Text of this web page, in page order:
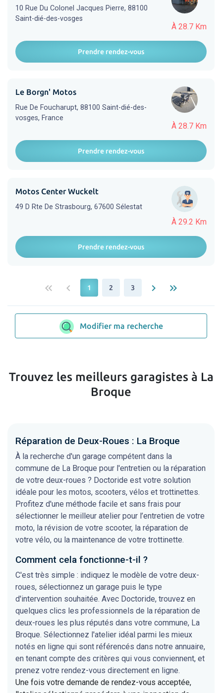
À 28.7 Km
10 Rue Du Colonel Jacques Pierre, 88100
Saint-dié-des-vosges
Prendre rendez-vous
À 28.7 Km
Le Borgn' Motos
Rue De Foucharupt, 88100 Saint-dié-des-
vosges, France
Prendre rendez-vous
À 29.2 Km
Motos Center Wuckelt
49 D Rte De Strasbourg, 67600 Sélestat
Prendre rendez-vous
keyboard_double_arrow_left keyboard_arrow_left 1 2 3 keyboard_arrow_right keyboard_double_arrow_right
Modifier ma recherche
Trouvez les meilleurs garagistes à La
Broque
Réparation de Deux-Roues : La Broque
À la recherche d'un garage compétent dans la
commune de La Broque pour l'entretien ou la réparation
de votre deux-roues ? Doctoride est votre solution
idéale pour les motos, scooters, vélos et trottinettes.
Profitez d'une méthode facile et sans frais pour
sélectionner le meilleur atelier pour l’entretien de votre
moto, la révision de votre scooter, la réparation de
votre vélo, ou la maintenance de votre trottinette.
Comment cela fonctionne-t-il ?
C'est très simple : indiquez le modèle de votre deux-
roues, sélectionnez un garage puis le type
d'intervention souhaitée. Avec Doctoride, trouvez en
quelques clics les professionnels de la réparation de
deux-roues les plus réputés dans votre commune, La
Broque. Sélectionnez l'atelier idéal parmi les mieux
notés en ligne qui sont référencés dans notre annuaire,
en tenant compte des critères qui vous conviennent, et
prenez votre rendez-vous directement en ligne.
Une fois votre demande de rendez-vous acceptée,